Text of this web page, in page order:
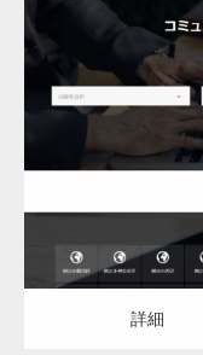
ケアマ
詳細 検
詳細